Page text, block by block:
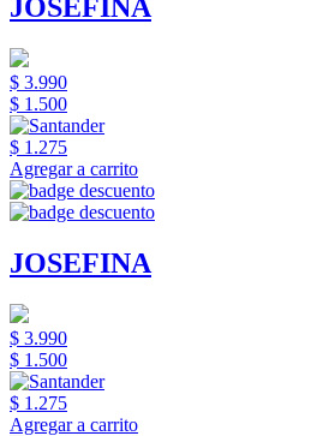
JOSEFINA
$ 3.990
$ 1.500
$ 1.275
Agregar a carrito
JOSEFINA
$ 3.990
$ 1.500
$ 1.275
Agregar a carrito